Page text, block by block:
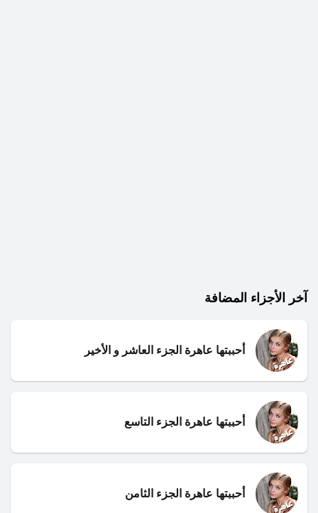
آخر الأجزاء المضافة
أحببتها عاهرة الجزء العاشر و الأخير
أحببتها عاهرة الجزء التاسع
أحببتها عاهرة الجزء الثامن